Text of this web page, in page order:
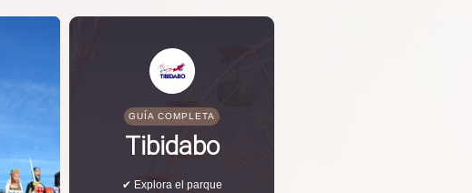
GUÍA COMPLETA
Tibidabo
✔ Explora el parque